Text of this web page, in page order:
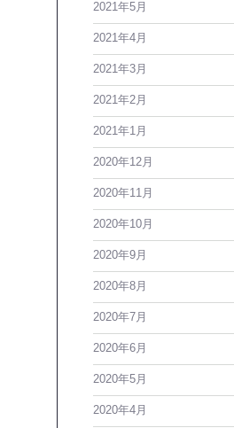
2021年5月
2021年4月
2021年3月
2021年2月
2021年1月
2020年12月
2020年11月
2020年10月
2020年9月
2020年8月
2020年7月
2020年6月
2020年5月
2020年4月